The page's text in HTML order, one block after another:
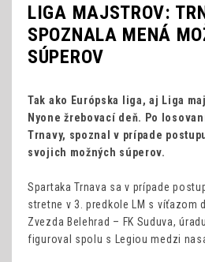
LIGA MAJSTROV:
SPOZNALA MENÁ
SÚPEROV
Tak ako Európska liga, aj Liga
Nyone žrebovací deň. Po
Trnavy, spoznal v prípade
svojich možných súperov.
Spartaka Trnava sa v prípade
stretne v 3. predkole LM s víťazom
Zvezda Belehrad – FK Suduva,
figuroval spolu s Legiou medzi